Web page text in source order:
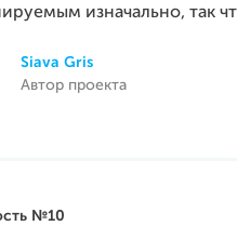
изначально, так
Siava Gris
Автор проекта
№10